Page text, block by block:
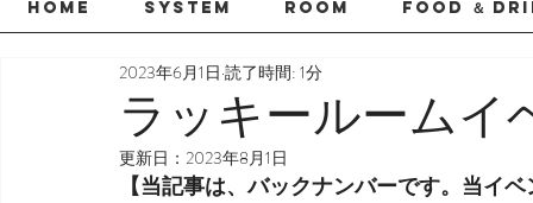
ラッキールームイ
2023年6月1日 読了時間: 1分
更新日： 2023年8月1日
【当記事は、バックナンバーです。当イ
HOME SYSTEM ROOM FOOD ＆